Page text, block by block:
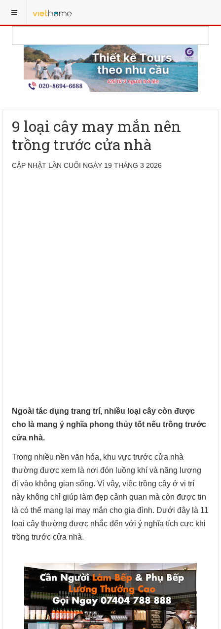
9 loại cây may mắn nên
trồng trước cửa nhà
CẬP NHẬT LẦN CUỐI NGÀY 19 THÁNG 3 2026
Ngoài tác dụng trang trí, nhiều loại cây còn được
cho là mang ý nghĩa phong thủy tốt nếu trồng trước
cửa nhà.
Trong nhiều nền văn hóa, khu vực trước cửa nhà
thường được xem là nơi đón luồng khí và năng lượng
đi vào không gian sống. Vì vậy, việc trồng cây ở vị trí
này không chỉ giúp làm đẹp cảnh quan mà còn được tin
là có thể mang lại may mắn cho gia đình. Dưới đây là 11
loại cây thường được nhắc đến với ý nghĩa tích cực khi
trồng trước cửa nhà.